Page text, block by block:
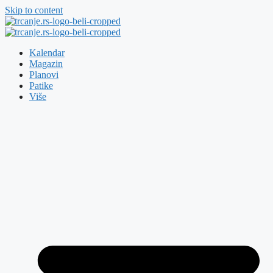
Skip to content
Kalendar
Magazin
Planovi
Patike
Više